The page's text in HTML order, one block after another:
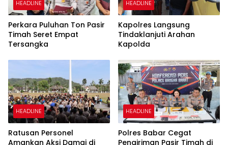
HEADLINE
Perkara Puluhan Ton Pasir
Timah Seret Empat
Tersangka
HEADLINE
Kapolres Langsung
Tindaklanjuti Arahan
Kapolda
HEADLINE
Ratusan Personel
Amankan Aksi Damai di
HEADLINE
Polres Babar Cegat
Pengiriman Pasir Timah di